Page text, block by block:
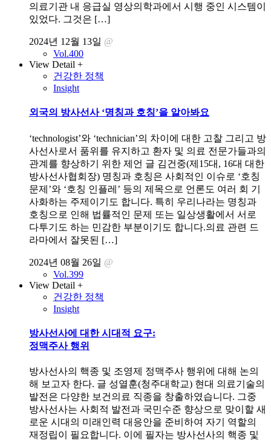
의료기관 내 응급실 영상의학과에서 시행 중인 시스템이
있었다. 그것은 […]
2024년 12월 13일 @
Vol.400
View Detail +
건강한 정책
Insight
외국의 방사선사 ‘명칭과 호칭’을 알아봐요
‘technologist’와 ‘technician’의 차이에 대한 고찰 그리고 방
사선사로서 품위를 유지하고 환자 및 의료 전문가들과의
관계를 향상하기 위한 제언 글 김건중(제15대, 16대 대한
방사선사협회장) 명칭과 호칭은 사회적인 이슈로 ‘호칭
문제’와 ‘호칭 인플레’ 등의 제목으로 언론도 여러 회 기
사화하는 주제이기도 합니다. 특히 우리나라는 명칭과
호칭으로 인해 법률적인 문제 또는 일상생활에서 서로
다투기도 하는 민감한 부분이기도 합니다.의료 관련 드
라마에서 잘못된 […]
2024년 08월 26일 @
Vol.399
View Detail +
건강한 정책
Insight
방사선사에 대한 시대적 요구:
정맥주사 행위
방사선사의 핵종 및 조영제 정맥주사 행위에 대해 논의
해 보고자 한다. 글 성열훈(청주대학교) 현대 의료기술의
발전은 다양한 보건의료 직종을 창출하였습니다. 그중
방사선사는 사회적 발전과 국민수준 향상으로 맞이할 새
로운 시대의 미래인력 대응안을 준비하여 자기 역할의
재정립이 필요합니다. 이에 필자는 방사선사의 핵종 및